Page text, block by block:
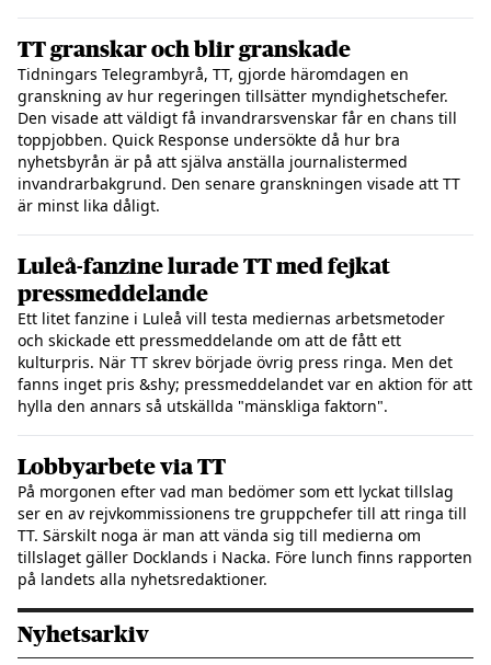
TT granskar och blir granskade
Tidningars Telegrambyrå, TT, gjorde häromdagen en
granskning av hur regeringen tillsätter myndighetschefer.
Den visade att väldigt få invandrarsvenskar får en chans till
toppjobben. Quick Response undersökte då hur bra
nyhetsbyrån är på att själva anställa journalistermed
invandrarbakgrund. Den senare granskningen visade att TT
är minst lika dåligt.
Luleå-fanzine lurade TT med fejkat
pressmeddelande
Ett litet fanzine i Luleå vill testa mediernas arbetsmetoder
och skickade ett pressmeddelande om att de fått ett
kulturpris. När TT skrev började övrig press ringa. Men det
fanns inget pris &shy; pressmeddelandet var en aktion för att
hylla den annars så utskällda "mänskliga faktorn".
Lobbyarbete via TT
På morgonen efter vad man bedömer som ett lyckat tillslag
ser en av rejvkommissionens tre gruppchefer till att ringa till
TT. Särskilt noga är man att vända sig till medierna om
tillslaget gäller Docklands i Nacka. Före lunch finns rapporten
på landets alla nyhetsredaktioner.
Nyhetsarkiv